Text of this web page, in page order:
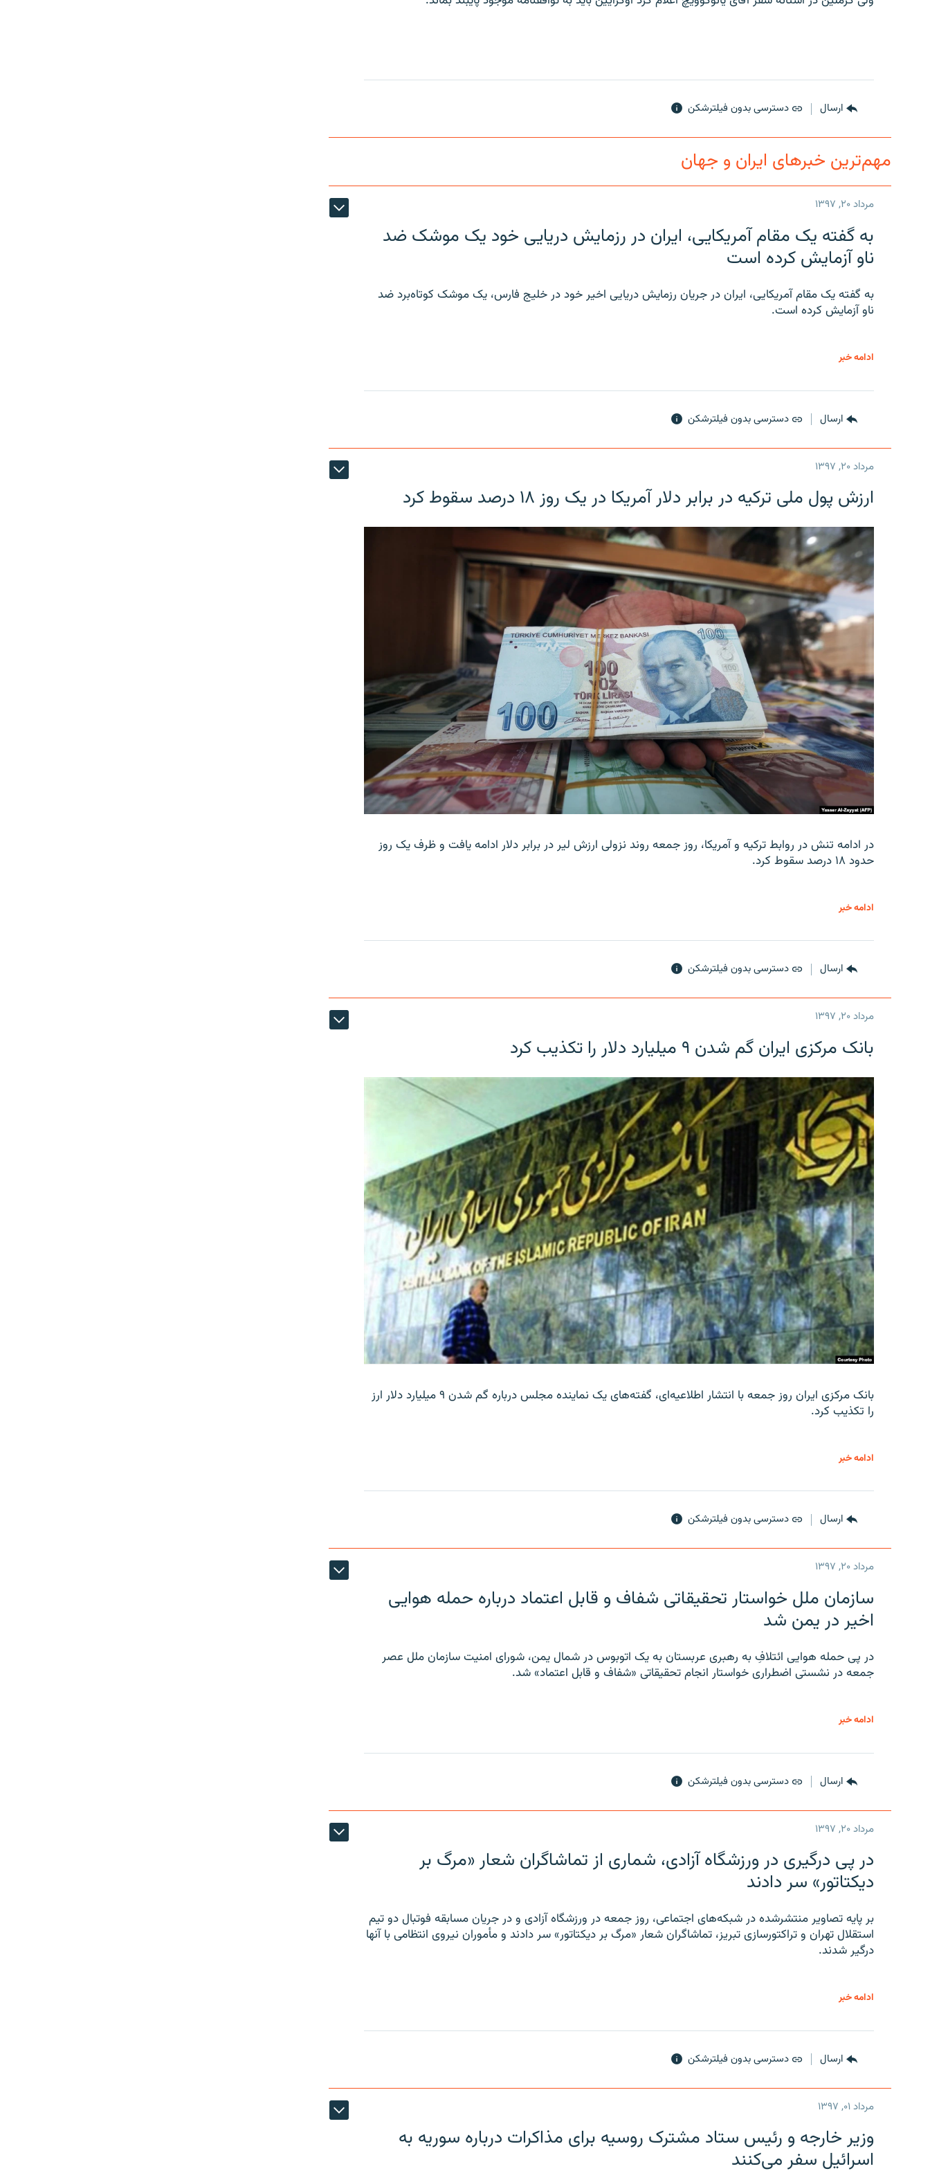
ارسال دسترسی بدون فیلترشکن
مهم‌ترین خبرهای ایران و جهان
مرداد ۲۰, ۱۳۹۷
به گفته یک مقام آمریکایی، ایران در رزمایش دریایی خود یک موشک ضد
ناو آزمایش کرده است
به گفته یک مقام آمریکایی، ایران در جریان رزمایش دریایی اخیر خود در خلیج فارس، یک موشک کوتاه‌برد ضد
ناو آزمایش کرده است.
ادامه خبر
ارسال دسترسی بدون فیلترشکن
مرداد ۲۰, ۱۳۹۷
ارزش پول ملی ترکیه در برابر دلار آمریکا در یک روز ۱۸ درصد سقوط کرد
در ادامه تنش در روابط ترکیه و آمریکا، روز جمعه روند نزولی ارزش لیر در برابر دلار ادامه یافت و ظرف یک روز
حدود ۱۸ درصد سقوط کرد.
ادامه خبر
ارسال دسترسی بدون فیلترشکن
مرداد ۲۰, ۱۳۹۷
بانک مرکزی ایران گم شدن ۹ میلیارد دلار را تکذیب کرد
بانک مرکزی ایران روز جمعه با انتشار اطلاعیه‌ای، گفته‌های یک نماینده مجلس درباره گم شدن ۹ میلیارد دلار ارز
را تکذیب کرد.
ادامه خبر
ارسال دسترسی بدون فیلترشکن
مرداد ۲۰, ۱۳۹۷
سازمان ملل خواستار تحقیقاتی شفاف و قابل اعتماد درباره حمله هوایی
اخیر در یمن شد
در پی حمله هوایی ائتلافِ به رهبری عربستان به یک اتوبوس در شمال یمن، شورای امنیت سازمان ملل عصر
جمعه در نشستی اضطراری خواستار انجام تحقیقاتی «شفاف و قابل اعتماد» شد.
ادامه خبر
ارسال دسترسی بدون فیلترشکن
مرداد ۲۰, ۱۳۹۷
در پی درگیری در ورزشگاه آزادی، شماری از تماشاگران شعار «مرگ بر
دیکتاتور» سر دادند
بر پایه تصاویر منتشرشده در شبکه‌های اجتماعی، روز جمعه در ورزشگاه آزادی و در جریان مسابقه فوتبال دو تیم
استقلال تهران و تراکتورسازی تبریز، تماشاگران شعار «مرگ بر دیکتاتور» سر دادند و مأموران نیروی انتظامی با آنها
درگیر شدند.
ادامه خبر
ارسال دسترسی بدون فیلترشکن
مرداد ۰۱, ۱۳۹۷
وزیر خارجه و رئیس‌ ستاد مشترک روسیه برای مذاکرات درباره سوریه به
اسرائیل سفر می‌کنند